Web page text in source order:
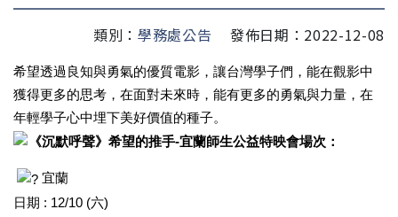
類別： 學務處公告 發佈日期：2022-12-08
希望透過良知與勇氣的優質電影，讓台灣學子們， 能在觀影中
獲得更多的思考，在面對未來時， 能有更多的勇氣與力量，在
年輕學子心中埋下美好價值的種子。
《沉默呼聲》希望的推手-宜蘭師生公益特映會場次：
宜蘭
日期 : 12/10 (六)